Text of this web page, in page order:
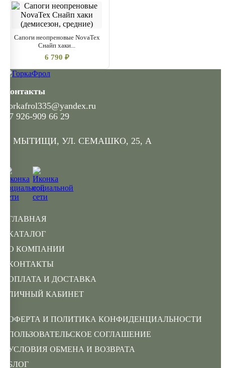
Сапоги неопреновые NovaTex
Снайп хаки...
6 790 ₽
ГЛАВНАЯ
КАТАЛОГ
О КОМПАНИИ
КОНТАКТЫ
ОПЛАТА И ДОСТАВКА
ЛИЧНЫЙ КАБИНЕТ
ОФЕРТА И ПОЛИТИКА КОНФИДЕНЦИАЛЬНОСТИ
ПОЛЬЗОВАТЕЛЬСКОЕ СОГЛАШЕНИЕ
УСЛОВИЯ ОБМЕНА И ВОЗВРАТА
БЛОГ
Контакты
gorkafrol335@yandex.ru
+7 926-909 66 29
Г. МЫТИЩИ, УЛ. СЕМАШКО, 25, А